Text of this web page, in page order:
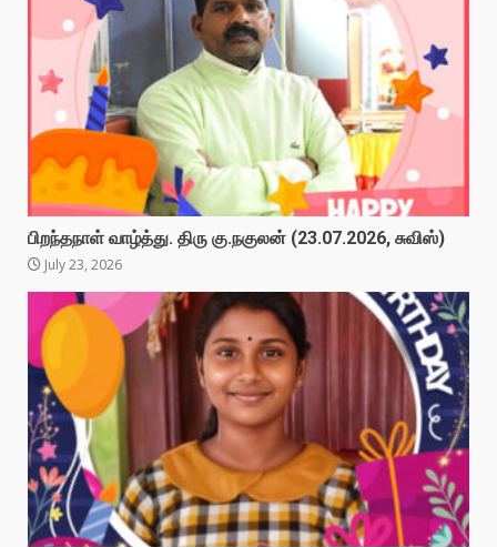
பிறந்தநாள் வாழ்த்து. திரு கு.நகுலன் (23.07.2026, சுவிஸ்)
July 23, 2026